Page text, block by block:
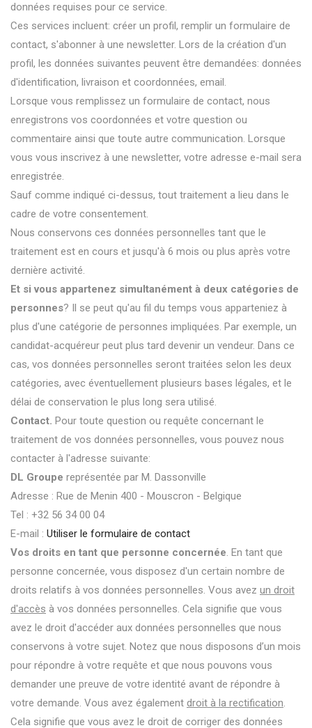
données requises pour ce service.
Ces services incluent: créer un profil, remplir un formulaire de
contact, s'abonner à une newsletter. Lors de la création d'un
profil, les données suivantes peuvent être demandées: données
d'identification, livraison et coordonnées, email.
Lorsque vous remplissez un formulaire de contact, nous
enregistrons vos coordonnées et votre question ou
commentaire ainsi que toute autre communication. Lorsque
vous vous inscrivez à une newsletter, votre adresse e-mail sera
enregistrée.
Sauf comme indiqué ci-dessus, tout traitement a lieu dans le
cadre de votre consentement.
Nous conservons ces données personnelles tant que le
traitement est en cours et jusqu'à 6 mois ou plus après votre
dernière activité.
Et si vous appartenez simultanément à deux catégories de
personnes? Il se peut qu'au fil du temps vous apparteniez à
plus d'une catégorie de personnes impliquées. Par exemple, un
candidat-acquéreur peut plus tard devenir un vendeur. Dans ce
cas, vos données personnelles seront traitées selon les deux
catégories, avec éventuellement plusieurs bases légales, et le
délai de conservation le plus long sera utilisé.
Contact. Pour toute question ou requête concernant le
traitement de vos données personnelles, vous pouvez nous
contacter à l'adresse suivante:
DL Groupe représentée par M. Dassonville
Adresse : Rue de Menin 400 - Mouscron - Belgique
Tel : +32 56 34 00 04
E-mail : Utiliser le formulaire de contact
Vos droits en tant que personne concernée. En tant que
personne concernée, vous disposez d'un certain nombre de
droits relatifs à vos données personnelles. Vous avez un droit
d'accès à vos données personnelles. Cela signifie que vous
avez le droit d'accéder aux données personnelles que nous
conservons à votre sujet. Notez que nous disposons d’un mois
pour répondre à votre requête et que nous pouvons vous
demander une preuve de votre identité avant de répondre à
votre demande. Vous avez également droit à la rectification.
Cela signifie que vous avez le droit de corriger des données